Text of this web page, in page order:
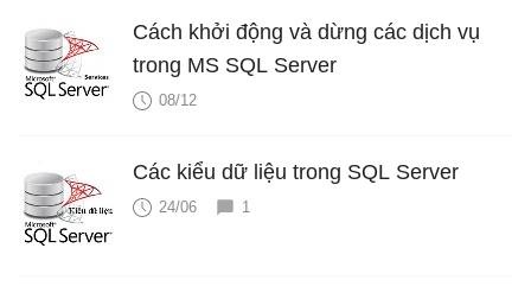
Cách khởi động và dừng các dịch vụ
trong MS SQL Server
08/12
Các kiểu dữ liệu trong SQL Server
24/06 1